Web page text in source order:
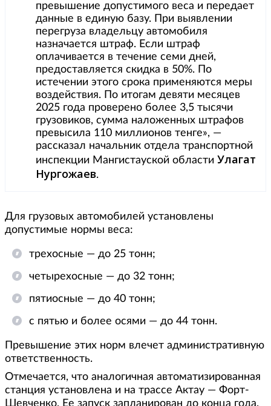
превышение допустимого веса и передает
данные в единую базу. При выявлении
перегруза владельцу автомобиля
назначается штраф. Если штраф
оплачивается в течение семи дней,
предоставляется скидка в 50%. По
истечении этого срока применяются меры
воздействия. По итогам девяти месяцев
2025 года проверено более 3,5 тысячи
грузовиков, сумма наложенных штрафов
превысила 110 миллионов тенге», —
рассказал начальник отдела транспортной
инспекции Мангистауской области Улагат
Нургожаев.
Для грузовых автомобилей установлены
допустимые нормы веса:
трехосные — до 25 тонн;
четырехосные — до 32 тонн;
пятиосные — до 40 тонн;
с пятью и более осями — до 44 тонн.
Превышение этих норм влечет административную
ответственность.
Отмечается, что аналогичная автоматизированная
станция установлена и на трассе Актау — Форт-